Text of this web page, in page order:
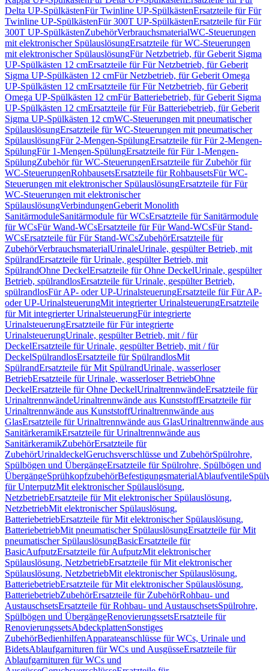
Delta UP-SpülkästenFür Twinline UP-SpülkästenErsatzteile für Für
Twinline UP-SpülkästenFür 300T UP-SpülkästenErsatzteile für Für
300T UP-SpülkästenZubehörVerbrauchsmaterialWC-Steuerungen
mit elektronischer SpülauslösungErsatzteile für WC-Steuerungen
mit elektronischer SpülauslösungFür Netzbetrieb, für Geberit Sigma
UP-Spülkästen 12 cmErsatzteile für Für Netzbetrieb, für Geberit
Sigma UP-Spülkästen 12 cmFür Netzbetrieb, für Geberit Omega
UP-Spülkästen 12 cmErsatzteile für Für Netzbetrieb, für Geberit
Omega UP-Spülkästen 12 cmFür Batteriebetrieb, für Geberit Sigma
UP-Spülkästen 12 cmErsatzteile für Für Batteriebetrieb, für Geberit
Sigma UP-Spülkästen 12 cmWC-Steuerungen mit pneumatischer
SpülauslösungErsatzteile für WC-Steuerungen mit pneumatischer
SpülauslösungFür 2-Mengen-SpülungErsatzteile für Für 2-Mengen-
SpülungFür 1-Mengen-SpülungErsatzteile für Für 1-Mengen-
SpülungZubehör für WC-SteuerungenErsatzteile für Zubehör für
WC-SteuerungenRohbausetsErsatzteile für RohbausetsFür WC-
Steuerungen mit elektronischer SpülauslösungErsatzteile für Für
WC-Steuerungen mit elektronischer
SpülauslösungVerbindungenGeberit Monolith
SanitärmoduleSanitärmodule für WCsErsatzteile für Sanitärmodule
für WCsFür Wand-WCsErsatzteile für Für Wand-WCsFür Stand-
WCsErsatzteile für Für Stand-WCsZubehörErsatzteile für
ZubehörVerbrauchsmaterialUrinaleUrinale, gespülter Betrieb, mit
SpülrandErsatzteile für Urinale, gespülter Betrieb, mit
SpülrandOhne DeckelErsatzteile für Ohne DeckelUrinale, gespülter
Betrieb, spülrandlosErsatzteile für Urinale, gespülter Betrieb,
spülrandlosFür AP- oder UP-UrinalsteuerungErsatzteile für Für AP-
oder UP-UrinalsteuerungMit integrierter UrinalsteuerungErsatzteile
für Mit integrierter UrinalsteuerungFür integrierte
UrinalsteuerungErsatzteile für Für integrierte
UrinalsteuerungUrinale, gespülter Betrieb, mit / für
DeckelErsatzteile für Urinale, gespülter Betrieb, mit / für
DeckelSpülrandlosErsatzteile für SpülrandlosMit
SpülrandErsatzteile für Mit SpülrandUrinale, wasserloser
BetriebErsatzteile für Urinale, wasserloser BetriebOhne
DeckelErsatzteile für Ohne DeckelUrinaltrennwändeErsatzteile für
UrinaltrennwändeUrinaltrennwände aus KunststoffErsatzteile für
Urinaltrennwände aus KunststoffUrinaltrennwände aus
GlasErsatzteile für Urinaltrennwände aus GlasUrinaltrennwände aus
SanitärkeramikErsatzteile für Urinaltrennwände aus
SanitärkeramikZubehörErsatzteile für
ZubehörUrinaldeckelGeruchsverschlüsse und ZubehörSpülrohre,
Spülbögen und ÜbergängeErsatzteile für Spülrohre, Spülbögen und
ÜbergängeSprühkopfzubehörBefestigungsmaterialAblaufventile
für UnterputzMit elektronischer Spülauslösung,
NetzbetriebErsatzteile für Mit elektronischer Spülauslösung,
NetzbetriebMit elektronischer Spülauslösung,
BatteriebetriebErsatzteile für Mit elektronischer Spülauslösung,
BatteriebetriebMit pneumatischer SpülauslösungErsatzteile für Mit
pneumatischer SpülauslösungBasicErsatzteile für
BasicAufputzErsatzteile für AufputzMit elektronischer
Spülauslösung, NetzbetriebErsatzteile für Mit elektronischer
Spülauslösung, NetzbetriebMit elektronischer Spülauslösung,
BatteriebetriebErsatzteile für Mit elektronischer Spülauslösung,
BatteriebetriebZubehörErsatzteile für ZubehörRohbau- und
AustauschsetsErsatzteile für Rohbau- und AustauschsetsSpülrohre,
Spülbögen und ÜbergängeRenovierungssetsErsatzteile für
RenovierungssetsAbdeckplattenSonstiges
ZubehörBedienhilfenApparateanschlüsse für WCs, Urinale und
BidetsAblaufgarnituren für WCs und AusgüsseErsatzteile für
Ablaufgarnituren für WCs und